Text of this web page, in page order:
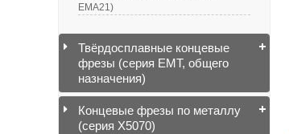
EMA21)
Твёрдосплавные концевые
фрезы (серия EMT, общего
назначения)
Концевые фрезы по металлу
(серия X5070)